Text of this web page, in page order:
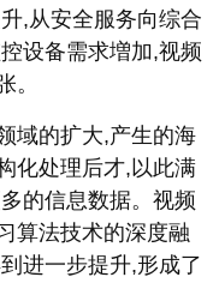
,从安全服务向综合
设备需求増加,视频
。
域的扩大,产生的海
化处理后才,以此满
的信息数据。视频
算法技术的深度融
进一步提升,形成了